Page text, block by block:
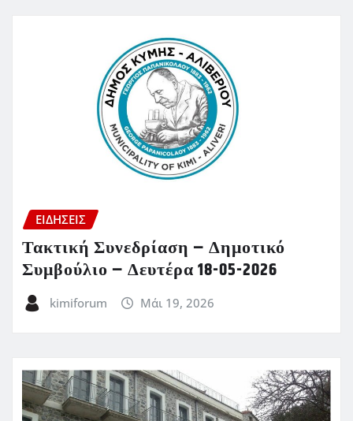
ΕΙΔΗΣΕΙΣ
Τακτική Συνεδρίαση – Δημοτικό
Συμβούλιο – Δευτέρα 18-05-2026
kimiforum Μάι 19, 2026